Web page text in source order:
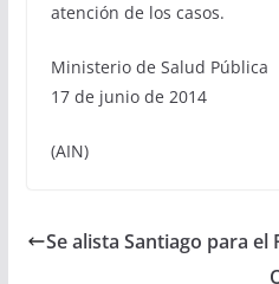
atención de los casos.
Ministerio de Salud Pública
17 de junio de 2014
(AIN)
Se alista Santiago para